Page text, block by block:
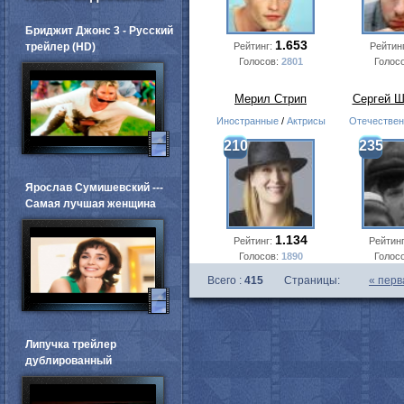
Рейтинг: 1.653
Голосов: 2801
Мерил Стрип
Иностранные/ Актрисы
210
Рейтинг: 1.134
Голосов: 1890
Сергей
235
Всего : 415 Страницы: «
Бриджит Джонс 3 - Русский
трейлер (HD)
Ярослав Сумишевский ---
Самая лучшая женщина
Липучка трейлер
дублированный